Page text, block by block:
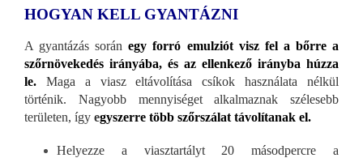
HOGYAN KELL GYANTÁZNI
A gyantázás során egy forró emulziót visz fel a bőrre a
szőrnövekedés irányába, és az ellenkező irányba húzza
le. Maga a viasz eltávolítása csíkok használata nélkül
történik. Nagyobb mennyiséget alkalmaznak szélesebb
területen, így egyszerre több szőrszálat távolítanak el.
Helyezze a viasztartályt 20 másodpercre a